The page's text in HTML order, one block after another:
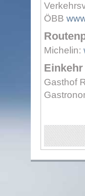
ÖBB
Michelin:
Gasthof